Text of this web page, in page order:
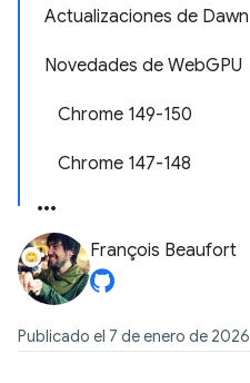
Actualizaciones de Dawn
Novedades de WebGPU
Chrome 149-150
Chrome 147-148
François Beaufort
Publicado el 7 de enero de 2026